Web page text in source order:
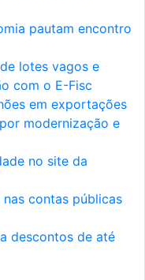
pautam encontro
lotes vagos e
com o E-Fisc
em exportações
modernização e
no site da
contas públicas
descontos de até